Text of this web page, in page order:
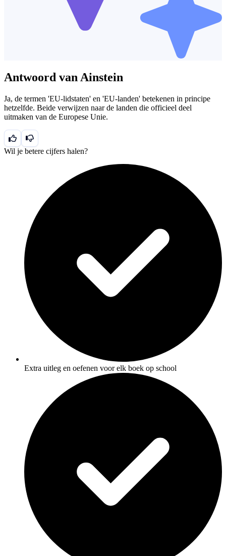
Antwoord van Ainstein
Ja, de termen 'EU-lidstaten' en 'EU-landen' betekenen in principe
hetzelfde. Beide verwijzen naar de landen die officieel deel
uitmaken van de Europese Unie.
Wil je betere cijfers halen?
Extra uitleg en oefenen voor elk boek op school